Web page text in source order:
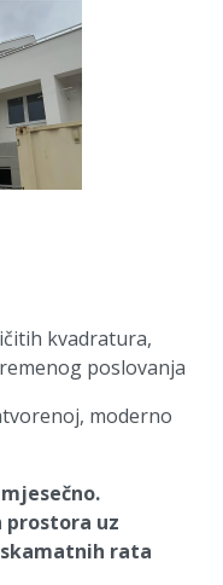
kvadratura,
poslovanja
moderno
prostora uz
rata